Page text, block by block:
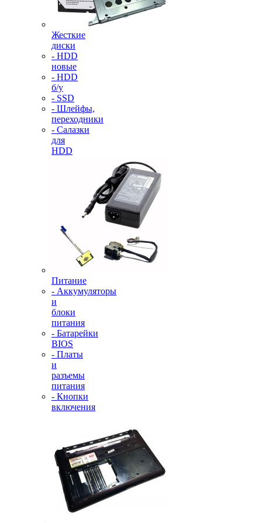
Жесткие
диски
- HDD
новые
- HDD
б/у
- SSD
- Шлейфы,
переходники
- Салазки
для
HDD
Питание
- Аккумуляторы
и
блоки
питания
- Батарейки
BIOS
- Платы
и
разъемы
питания
- Кнопки
включения